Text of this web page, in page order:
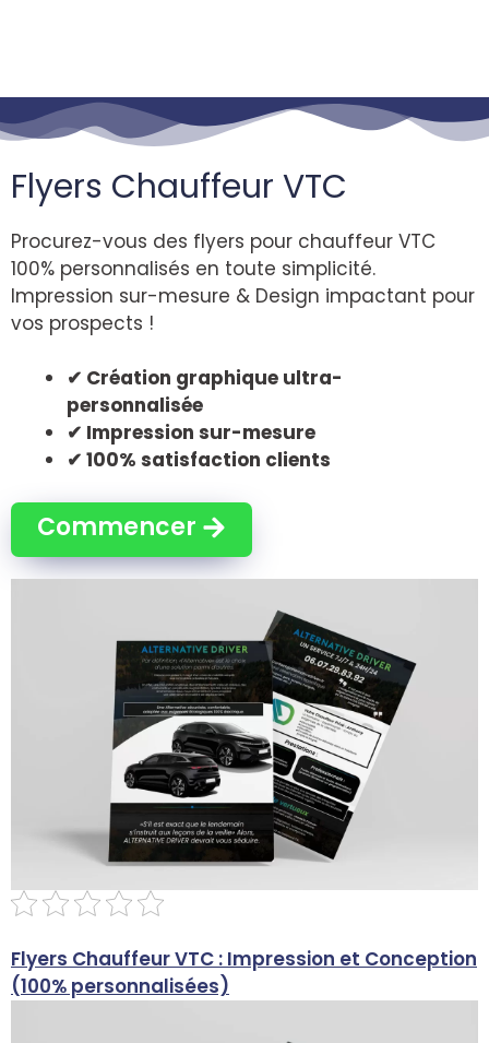
Flyers Chauffeur VTC
Procurez-vous des flyers pour chauffeur VTC
100% personnalisés en toute simplicité.
Impression sur-mesure & Design impactant pour
vos prospects !
✔ Création graphique ultra-
personnalisée
✔ Impression sur-mesure
✔ 100% satisfaction clients
Commencer
Flyers Chauffeur VTC : Impression et Conception
(100% personnalisées)